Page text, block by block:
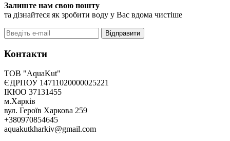
Залиште нам свою пошту
та дізнайтеся як зробити воду у Вас вдома чистіше
Відправити
Контакти
ТОВ "AquaKut"
ЄДРПОУ 14711020000025221
ІКЮО 37131455
м.Харків
вул. Героїв Харкова 259
+380970854645
aquakutkharkiv@gmail.com